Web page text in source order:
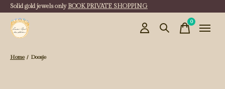
Solid gold jewels only BOOK PRIVATE SHOPPING
0items
Home / Doosje